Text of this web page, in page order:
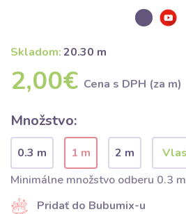
Skladom:20.30 m
2,00€ Cena s DPH (za m)
Množstvo:
0.3 m 1 m
2 m
Minimálne množstvo odberu 0.3 m
Pridať do Bubumix-u